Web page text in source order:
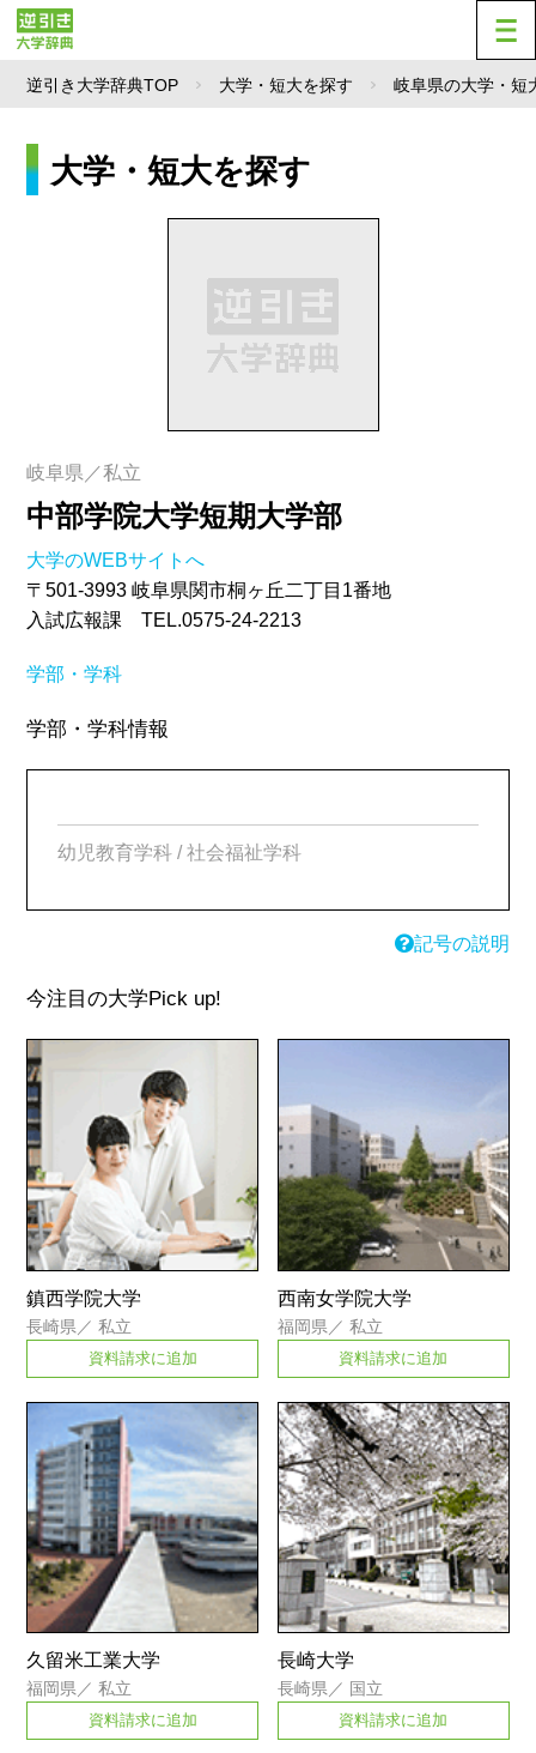
逆引き大学辞典TOP 大学・短大を探す 岐阜県の大学・短
大学・短大を探す
岐阜県／私立
中部学院大学短期大学部
大学のWEBサイトへ
〒501-3993 岐阜県関市桐ヶ丘二丁目1番地
入試広報課 TEL.0575-24-2213
学部・学科
学部・学科情報
幼児教育学科 / 社会福祉学科
記号の説明
今注目の大学Pick up!
鎮西学院大学
長崎県 ／私立
資料請求に追加
西南女学院大学
福岡県 ／私立
資料請求に追加
久留米工業大学
福岡県 ／私立
資料請求に追加
長崎大学
長崎県 ／ 国立
資料請求に追加